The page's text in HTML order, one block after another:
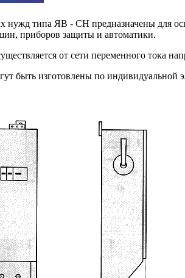
нужд типа ЯВ - СН предназначены для
приборов защиты и автоматики.
от сети переменного тока
быть изготовлены по индивидуальной